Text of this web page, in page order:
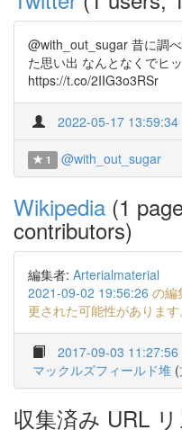
@with_out_sugar 昔に調
た思い出 なんとなくでヒ
https://t.co/2IIG3o3RSr
2022-05-17 13:59:34
1 @with_out_sugar
Wikipedia (1
contributors)
編集者: Arterialmaterial
2021-09-02 19:56:26 の編
更された可能性があります
2017-09-03 11:27:56
マックルズフィールド堆 (
収集済み URL リ